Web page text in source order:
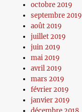
octobre 2019
septembre 2019
août 2019
juillet 2019
juin 2019
mai 2019
avril 2019
mars 2019
février 2019
janvier 2019